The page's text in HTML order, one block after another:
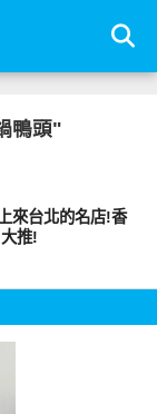
鴨頭"
來台北的名店!香
推!